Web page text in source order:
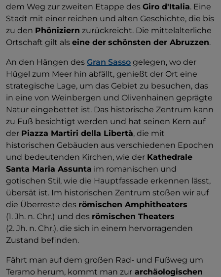
dem Weg zur zweiten Etappe des Giro d'Italia. Eine
Stadt mit einer reichen und alten Geschichte, die bis
zu den Phöniziern zurückreicht. Die mittelalterliche
Ortschaft gilt als eine der schönsten der Abruzzen.
An den Hängen des Gran Sasso gelegen, wo der
Hügel zum Meer hin abfällt, genießt der Ort eine
strategische Lage, um das Gebiet zu besuchen, das
in eine von Weinbergen und Olivenhainen geprägte
Natur eingebettet ist. Das historische Zentrum kann
zu Fuß besichtigt werden und hat seinen Kern auf
der Piazza Martiri della Libertà, die mit
historischen Gebäuden aus verschiedenen Epochen
und bedeutenden Kirchen, wie der Kathedrale
Santa Maria Assunta im romanischen und
gotischen Stil, wie die Hauptfassade erkennen lässt,
übersät ist. Im historischen Zentrum stoßen wir auf
die Überreste des römischen Amphitheaters
(1. Jh. n. Chr.) und des römischen Theaters
(2. Jh. n. Chr.), die sich in einem hervorragenden
Zustand befinden.
Fährt man auf dem großen Rad- und Fußweg um
Teramo herum, kommt man zur archäologischen